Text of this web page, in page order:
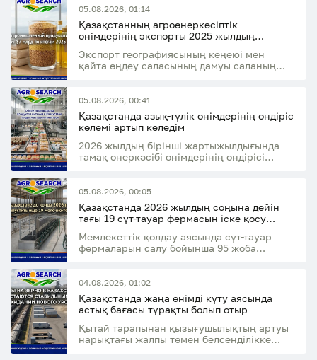
05.08.2026, 01:14
Қазақстанның агроөнеркәсіптік
өнімдерінің экспорты 2025 жылдың
долларына жетті
Экспорт географиясының кеңеюі мен
қайта өңдеу саласының дамуы саланың
05.08.2026, 00:41
Қазақстанда азық-түлік өнімдерінің өндіріс
көлемі артып келедім
2026 жылдың бірінші жартыжылдығында
тамақ өнеркәсібі өнімдерінің өндірісі
05.08.2026, 00:05
Қазақстанда 2026 жылдың соңына дейін
тағы 19 сүт-тауар фермасын іске қосу
Мемлекеттік қолдау аясында сүт-тауар
фермаларын салу бойынша 95 жоба
04.08.2026, 01:02
Қазақстанда жаңа өнімді күту аясында
астық бағасы тұрақты болып отыр
Қытай тарапынан қызығушылықтың артуы
нарықтағы жалпы төмен белсенділікке